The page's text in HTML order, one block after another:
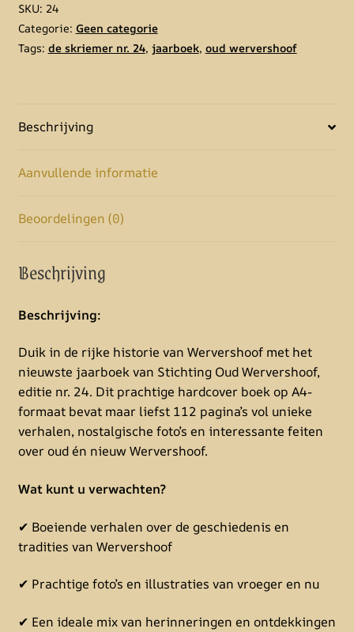
a
SKU: 24
Categorie: Geen categorie
Tags: de skriemer nr. 24, jaarboek, oud wervershoof
Beschrijving
Aanvullende informatie
Beoordelingen (0)
Beschrijving
Beschrijving:
Duik in de rijke historie van Wervershoof met het
nieuwste jaarboek van Stichting Oud Wervershoof,
editie nr. 24. Dit prachtige hardcover boek op A4-
formaat bevat maar liefst 112 pagina’s vol unieke
verhalen, nostalgische foto’s en interessante feiten
over oud én nieuw Wervershoof.
Wat kunt u verwachten?
✔ Boeiende verhalen over de geschiedenis en
tradities van Wervershoof
✔ Prachtige foto’s en illustraties van vroeger en nu
✔ Een ideale mix van herinneringen en ontdekkingen